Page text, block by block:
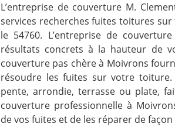
L’entreprise de couverture M.
services recherches fuites toitures
le 54760. L’entreprise de
résultats concrets à la hauteur de
couverture pas chère à Moivrons
résoudre les fuites sur votre toiture.
pente, arrondie, terrasse ou plate,
couverture professionnelle à
de vos fuites et de les réparer de